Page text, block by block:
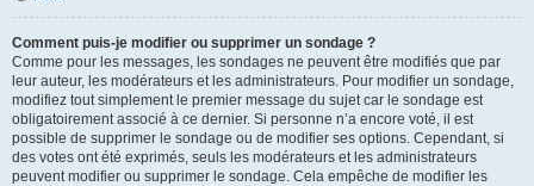
Comment puis-je modifier ou supprimer un sondage ?
Comme pour les messages, les sondages ne peuvent être modifiés que par
leur auteur, les modérateurs et les administrateurs. Pour modifier un sondage,
modifiez tout simplement le premier message du sujet car le sondage est
obligatoirement associé à ce dernier. Si personne n’a encore voté, il est
possible de supprimer le sondage ou de modifier ses options. Cependant, si
des votes ont été exprimés, seuls les modérateurs et les administrateurs
peuvent modifier ou supprimer le sondage. Cela empêche de modifier les